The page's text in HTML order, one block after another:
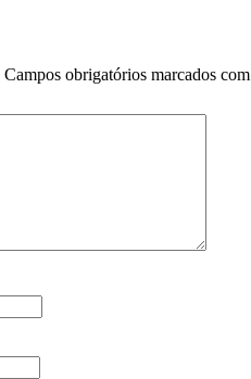
Campos obrigatórios marcados com